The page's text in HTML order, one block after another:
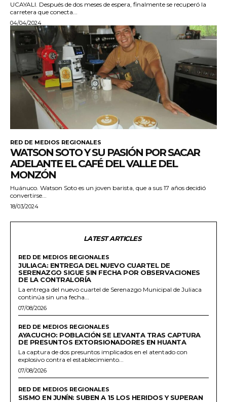
UCAYALI. Después de dos meses de espera, finalmente se recuperó la
carretera que conecta...
04/04/2024
RED DE MEDIOS REGIONALES
WATSON SOTO Y SU PASIÓN POR SACAR
ADELANTE EL CAFÉ DEL VALLE DEL
MONZÓN
Huánuco. Watson Soto es un joven barista, que a sus 17 años decidió
convertirse...
18/03/2024
LATEST ARTICLES
RED DE MEDIOS REGIONALES
JULIACA: ENTREGA DEL NUEVO CUARTEL DE
SERENAZGO SIGUE SIN FECHA POR OBSERVACIONES
DE LA CONTRALORÍA
La entrega del nuevo cuartel de Serenazgo Municipal de Juliaca
continúa sin una fecha...
07/08/2026
RED DE MEDIOS REGIONALES
AYACUCHO: POBLACIÓN SE LEVANTA TRAS CAPTURA
DE PRESUNTOS EXTORSIONADORES EN HUANTA
La captura de dos presuntos implicados en el atentado con
explosivo contra el establecimiento...
07/08/2026
RED DE MEDIOS REGIONALES
SISMO EN JUNÍN: SUBEN A 15 LOS HERIDOS Y SUPERAN